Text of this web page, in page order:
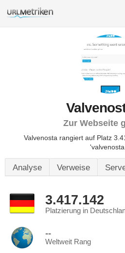
Zur Webseite
Valvenosta rangiert auf Platz
Analyse Verweise
3.417.142
Platzierung in
--
Weltweit Rang